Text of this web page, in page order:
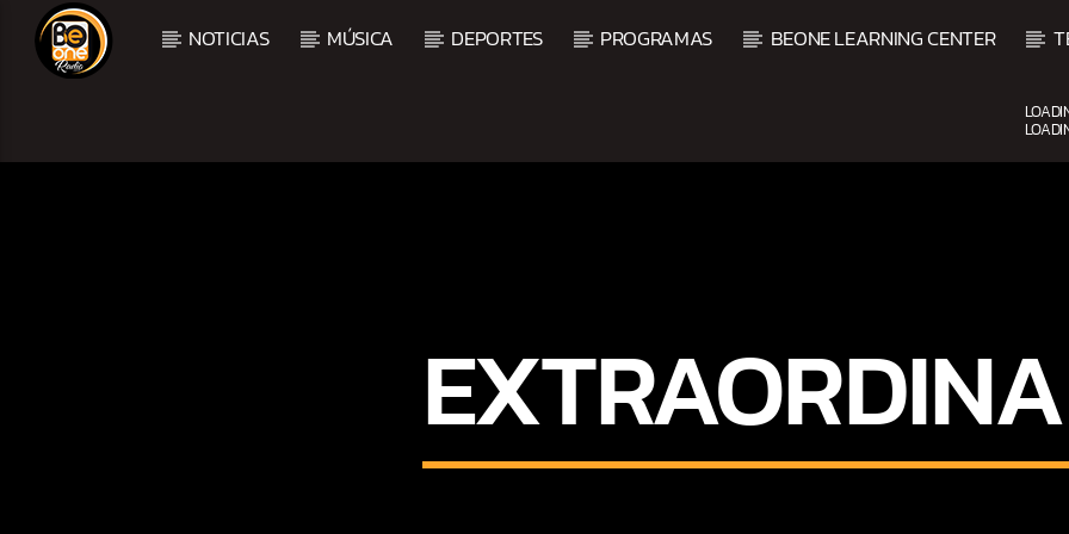
NOTICIAS MÚSICA DEPORTES PROGRAMAS BEONE LEARNING CENTER